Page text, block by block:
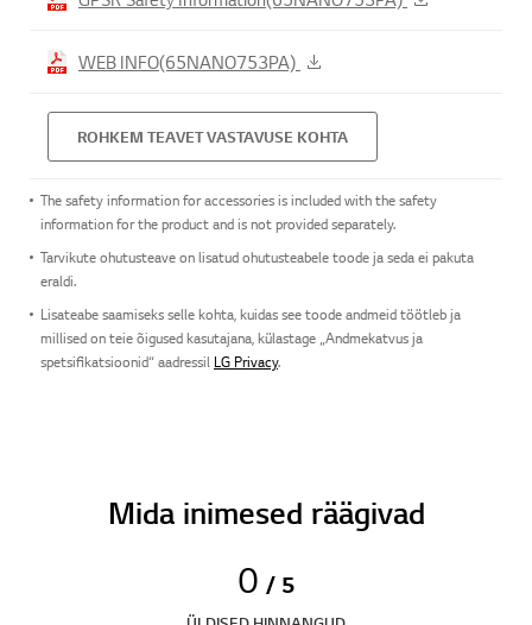
WEB INFO(65NANO753PA)
ROHKEM TEAVET VASTAVUSE KOHTA
The safety information for accessories is included with the safety
information for the product and is not provided separately.
Tarvikute ohutusteave on lisatud ohutusteabele toode ja seda ei pakuta
eraldi.
Lisateabe saamiseks selle kohta, kuidas see toode andmeid töötleb ja
millised on teie õigused kasutajana, külastage „Andmekatvus ja
spetsifikatsioonid“ aadressil LG Privacy.
Mida inimesed räägivad
0 / 5